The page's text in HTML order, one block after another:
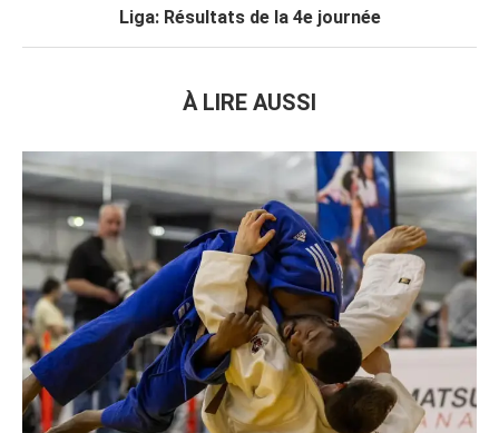
Liga: Résultats de la 4e journée
À LIRE AUSSI